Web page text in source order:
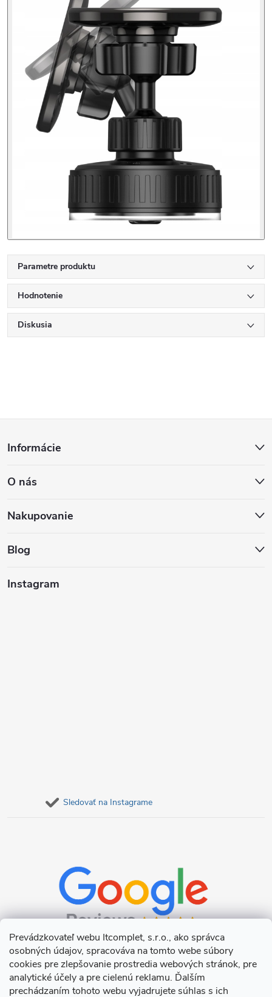
Prevádzkovateľ webu Itcomplet, s.r.o., ako správca
osobných údajov, spracováva na tomto webe súbory
cookies pre zlepšovanie prostredia webových stránok, pre
analytické účely a pre cielenú reklamu. Ďalším
prechádzaním tohoto webu vyjadrujete súhlas s ich
Parametre produktu
Hodnotenie
Diskusia
p
ä
Informácie
O nás
Nakupovanie
Blog
Instagram
Sledovať na Instagrame